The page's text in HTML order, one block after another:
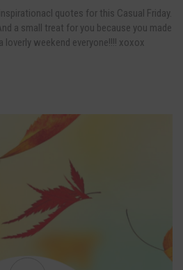
quotes for this Casual Friday.
a small treat for you because you made
loverly weekend everyone!!!! xoxox